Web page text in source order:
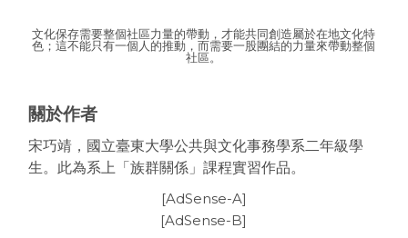
文化保存需要整個社區力量的帶動，才能共同創造屬於在地文化特
色；這不能只有一個人的推動，而需要一股團結的力量來帶動整個
社區。
關於作者
宋巧靖，國立臺東大學公共與文化事務學系二年級學
生。此為系上「族群關係」課程實習作品。
[AdSense-A]
[AdSense-B]